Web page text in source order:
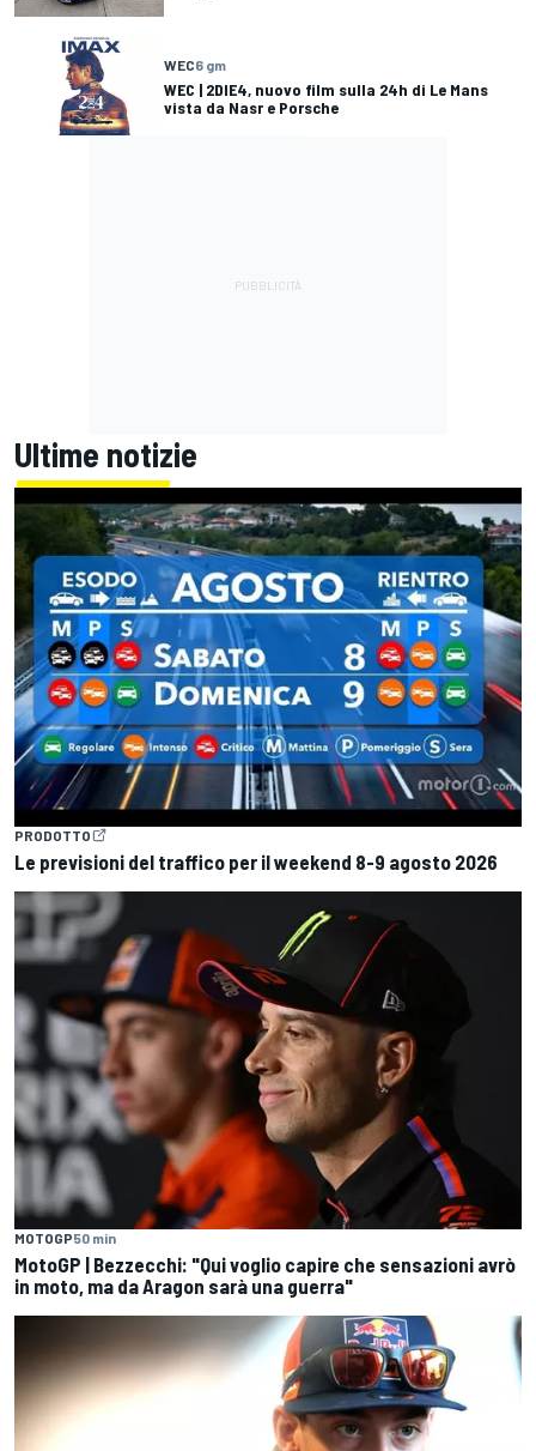
WEC6 gm
WEC | 2DIE4, nuovo film sulla 24h di Le Mans
vista da Nasr e Porsche
Ultime notizie
PRODOTTO
Le previsioni del traffico per il weekend 8-9 agosto 2026
MOTOGP50 min
MotoGP | Bezzecchi: "Qui voglio capire che sensazioni avrò
in moto, ma da Aragon sarà una guerra"